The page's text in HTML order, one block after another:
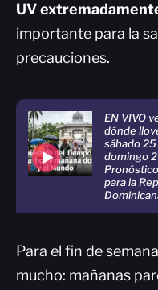
UV
importante para la
precauciones.
EN VIVO
dónde
sábado
domingo
para la
Para el fin de
mucho: mañanas